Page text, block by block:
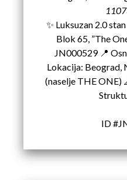
✨ Luksuzan 2.0
Blok 65, ”The
JN000529 📍
Lokacija: Beograd,
(naselje THE ONE)
ID